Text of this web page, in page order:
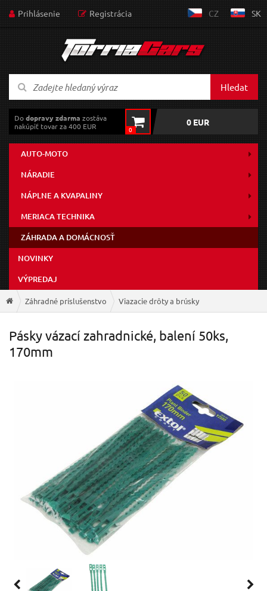
Prihlásenie Registrácia CZ SK
Hledat
Dodopravy zdarma zostáva
nakúpiť tovar za 400 EUR
0
0 EUR
AUTO-MOTO
NÁRADIE
NÁPLNE A KVAPALINY
MERIACA TECHNIKA
ZÁHRADA A DOMÁCNOSŤ
NOVINKY
VÝPREDAJ
Záhradné príslušenstvo Viazacie drôty a brúsky
Pásky vázací zahradnické, balení 50ks,
170mm